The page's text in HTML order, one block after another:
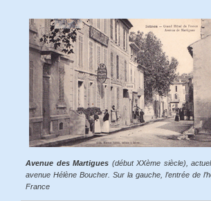
Avenue des Martigues (début XXème siècle),
avenue Hélène Boucher. Sur la gauche, l’entrée de
France